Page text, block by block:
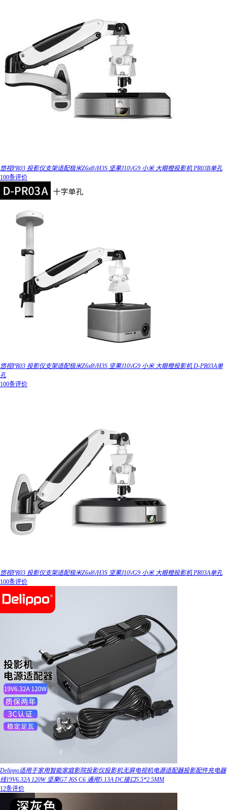
悠视PR03 投影仪支架适配极米Z6x8\/H3S 坚果J10\/G9 小米 大眼橙投影机 PR03B单孔
100条评价
悠视PR03 投影仪支架适配极米Z6x8\/H3S 坚果J10\/G9 小米 大眼橙投影机 D-PR03A单
孔
100条评价
悠视PR03 投影仪支架适配极米Z6x8\/H3S 坚果J10\/G9 小米 大眼橙投影机 PR03A单孔
100条评价
Delippo适用于家用智能家庭影院投影仪投影机无屏电视机电源适配器投影配件充电器
线19V6.32A 120W 坚果G7 J6S C6 通用5.13A DC接口5.5*2.5MM
12条评价